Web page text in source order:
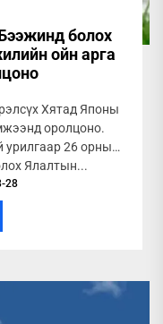
болох
ойн арга
Хятад Японы
оролцоно.
26 орны
Ялалтын...
28